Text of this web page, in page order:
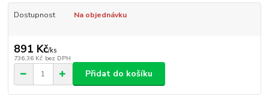
Dostupnost Na objednávku
891 Kč/ks
736,36 Kč bez DPH
Přidat do košíku